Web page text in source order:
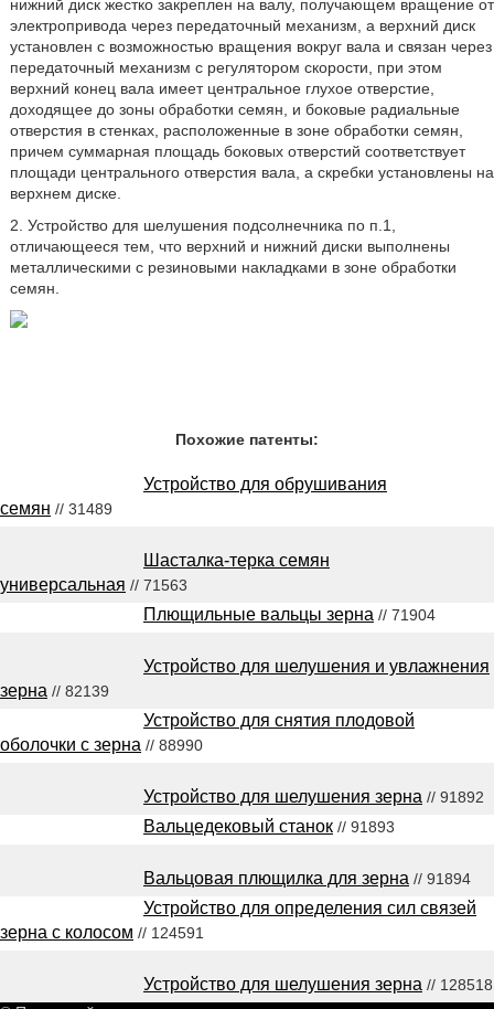
нижний диск жестко закреплен на валу, получающем вращение от
электропривода через передаточный механизм, а верхний диск
установлен с возможностью вращения вокруг вала и связан через
передаточный механизм с регулятором скорости, при этом
верхний конец вала имеет центральное глухое отверстие,
доходящее до зоны обработки семян, и боковые радиальные
отверстия в стенках, расположенные в зоне обработки семян,
причем суммарная площадь боковых отверстий соответствует
площади центрального отверстия вала, а скребки установлены на
верхнем диске.
2. Устройство для шелушения подсолнечника по п.1,
отличающееся тем, что верхний и нижний диски выполнены
металлическими с резиновыми накладками в зоне обработки
семян.
Похожие патенты:
Устройство для обрушивания
семян // 31489
Шасталка-терка семян
универсальная // 71563
Плющильные вальцы зерна // 71904
Устройство для шелушения и увлажнения
зерна // 82139
Устройство для снятия плодовой
оболочки с зерна // 88990
Устройство для шелушения зерна // 91892
Вальцедековый станок // 91893
Вальцовая плющилка для зерна // 91894
Устройство для определения сил связей
зерна с колосом // 124591
Устройство для шелушения зерна // 128518